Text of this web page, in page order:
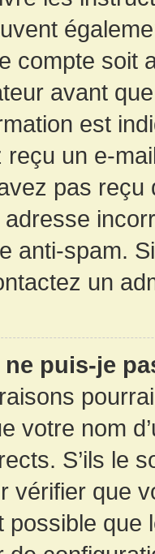
compte soit
avant
est
reçu un e-
pas
anti-spam.
un
puis-je
votre nom
S’ils le
vérifier que
possible que